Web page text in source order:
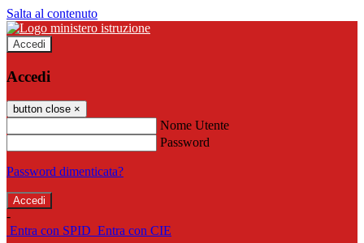
Salta al contenuto
Accedi
Accedi
button close ×
Nome Utente
Password
Password dimenticata?
-
Entra con SPID Entra con CIE